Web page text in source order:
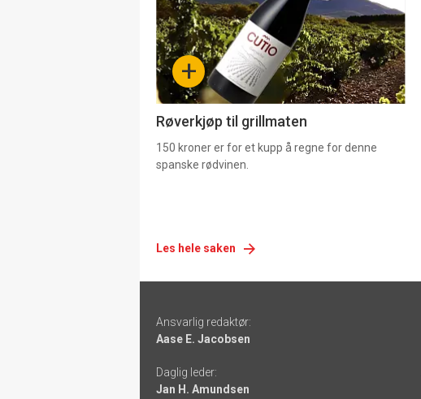
nå
-
4 +
Røverkjøp til grillmaten
150 kroner er for et kupp å regne for denne
spanske rødvinen.
Les hele saken
-
links
Ansvarlig redaktør:
Aase E. Jacobsen
Daglig leder:
Jan H. Amundsen